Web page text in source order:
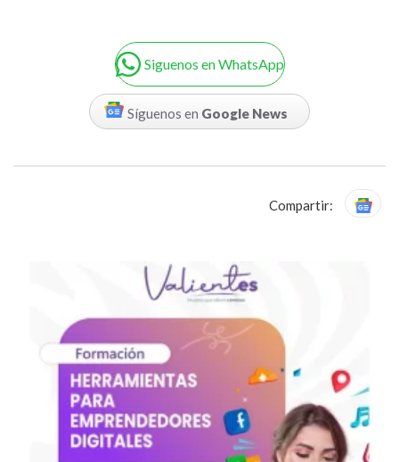
Siguenos en WhatsApp
Síguenos en Google News
Compartir: